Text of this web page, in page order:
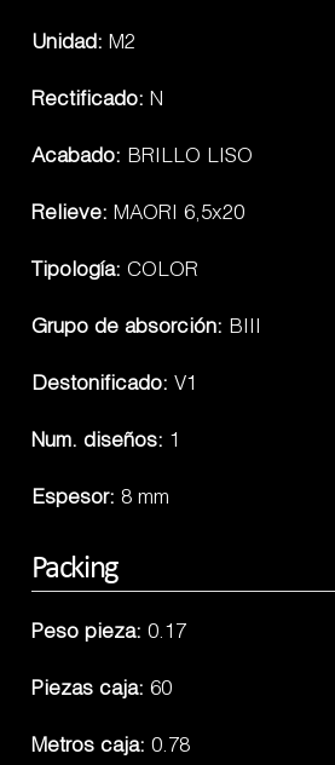
Unidad: M2
Rectificado: N
Acabado: BRILLO LISO
Relieve: MAORI 6,5x20
Tipología: COLOR
Grupo de absorción: BIII
Destonificado: V1
Num. diseños: 1
Espesor: 8 mm
Packing
Peso pieza: 0.17
Piezas caja: 60
Metros caja: 0.78